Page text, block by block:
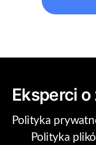
Eksperci
Polityka
Polityka